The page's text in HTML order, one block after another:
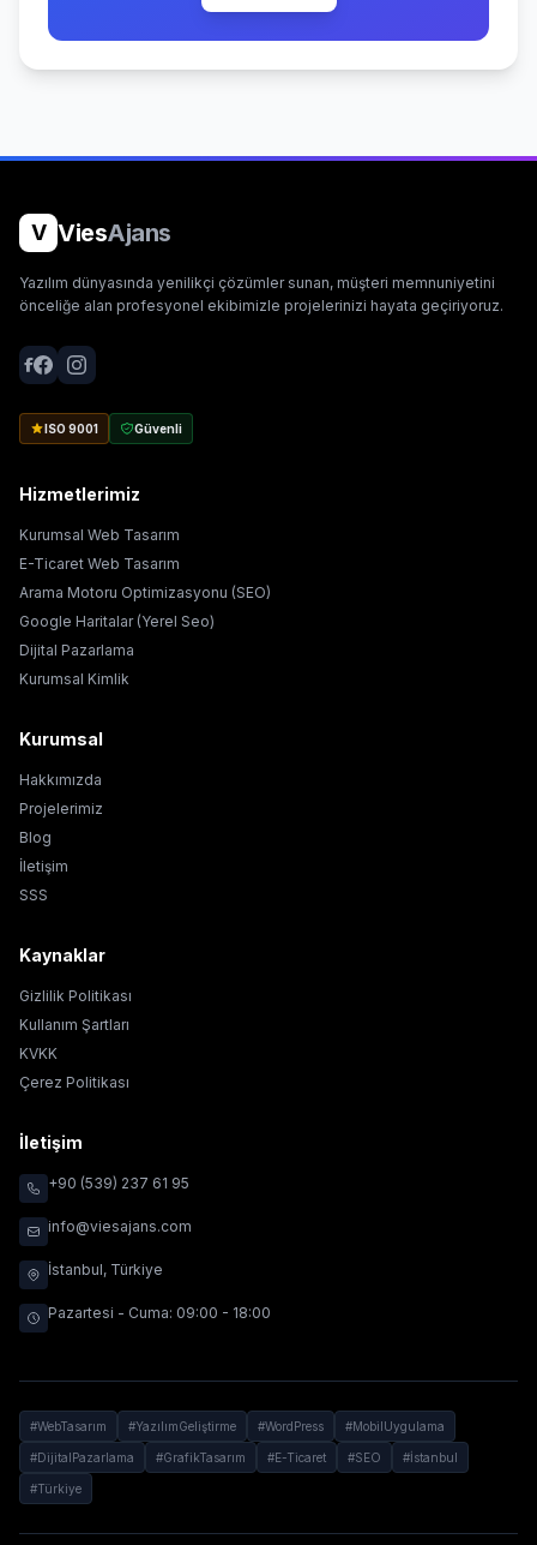
V ViesAjans
Yazılım dünyasında yenilikçi çözümler sunan, müşteri memnuniyetini
önceliğe alan profesyonel ekibimizle projelerinizi hayata geçiriyoruz.
ISO 9001 Güvenli
Hizmetlerimiz
Kurumsal Web Tasarım
E-Ticaret Web Tasarım
Arama Motoru Optimizasyonu (SEO)
Google Haritalar (Yerel Seo)
Dijital Pazarlama
Kurumsal Kimlik
Kurumsal
Hakkımızda
Projelerimiz
Blog
İletişim
SSS
Kaynaklar
Gizlilik Politikası
Kullanım Şartları
KVKK
Çerez Politikası
İletişim
+90 (539) 237 61 95
info@viesajans.com
İstanbul, Türkiye
Pazartesi - Cuma: 09:00 - 18:00
#WebTasarım #YazılımGeliştirme #WordPress #MobilUygulama
#DijitalPazarlama #GrafikTasarım #E-Ticaret #SEO #İstanbul
#Türkiye